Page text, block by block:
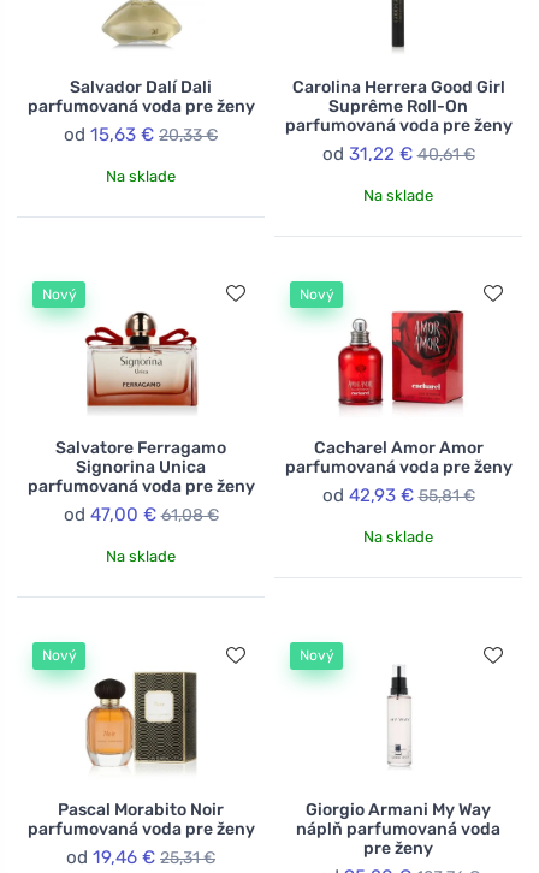
Salvador Dalí Dali
parfumovaná voda pre ženy
od 15,63 € 20,33 €
Na sklade
Carolina Herrera Good Girl
Suprême Roll-On
parfumovaná voda pre ženy
od 31,22 € 40,61 €
Na sklade
Nový
Salvatore Ferragamo
Signorina Unica
parfumovaná voda pre ženy
od 47,00 € 61,08 €
Na sklade
Nový
Cacharel Amor Amor
parfumovaná voda pre ženy
od 42,93 € 55,81 €
Na sklade
Nový
Pascal Morabito Noir
parfumovaná voda pre ženy
od 19,46 € 25,31 €
Nový
Giorgio Armani My Way
náplň parfumovaná voda
pre ženy